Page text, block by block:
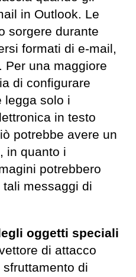
in Outlook. Le
sorgere durante
formati di e-mail,
Per una maggiore
di configurare
legga solo i
in testo
potrebbe avere un
in quanto i
potrebbero
messaggi di
oggetti speciali
di attacco
di